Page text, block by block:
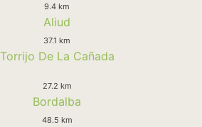
9.4 km
Aliud
37.1 km
Torrijo De La Cañada
27.2 km
Bordalba
48.5 km